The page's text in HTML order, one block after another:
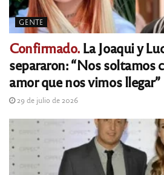
GENTE
Confirmado.La Joaqui y
separaron: “Nos soltamos
amor que nos vimos llegar”
29 de julio de 2026